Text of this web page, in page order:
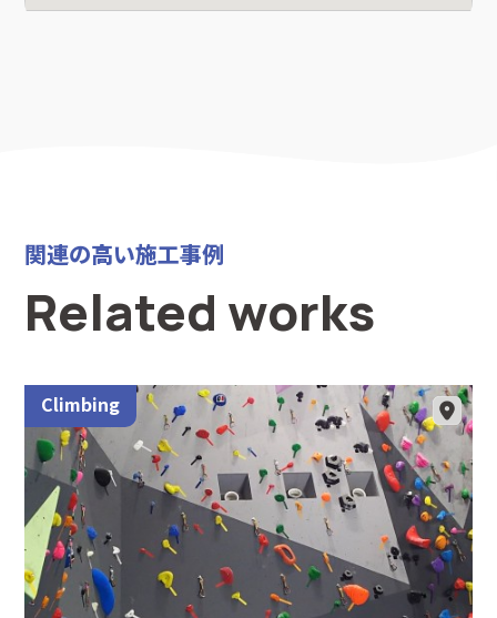
関連の高い施工事例
Related works
Climbing